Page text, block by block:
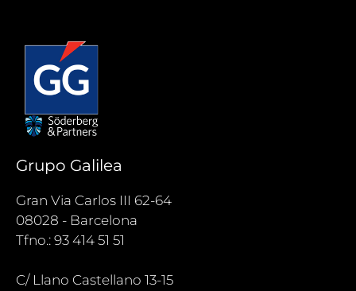
Grupo Galilea
Gran Via Carlos III 62-64
08028 - Barcelona
Tfno.: 93 414 51 51
C/ Llano Castellano 13-15